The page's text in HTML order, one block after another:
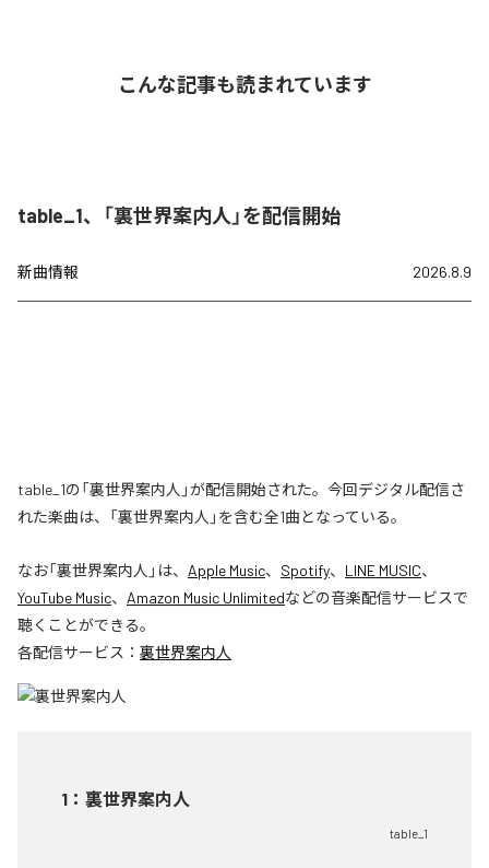
こんな記事も読まれています
table_1、「裏世界案内人」を配信開始
新曲情報 2026.8.9
table_1の「裏世界案内人」が配信開始された。今回デジタル配信さ
れた楽曲は、「裏世界案内人」を含む全1曲となっている。
なお「裏世界案内人 」は、 Apple Music、 Spotify、 LINE MUSIC、
YouTube Music、 Amazon Music Unlimitedなどの音楽配信サービスで
聴くことができる。
各配信サービス： 裏世界案内人
1 ： 裏世界案内人
table_1